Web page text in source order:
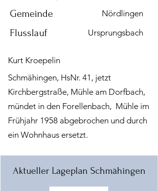
Nördlingen
Gemeinde
Ursprungsbach
Flusslauf
Kurt Kroepelin
Schmähingen, HsNr. 41, jetzt
Kirchbergstraße, Mühle am Dorfbach,
mündet in den Forellenbach, Mühle im
Frühjahr 1958 abgebrochen und durch
ein Wohnhaus ersetzt.
Aktueller Lageplan Schmähingen